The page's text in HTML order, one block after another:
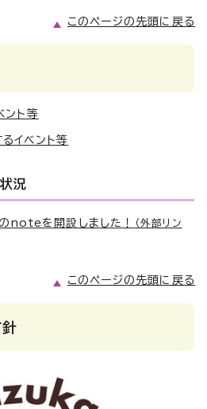
このページの先頭に戻る
ント等
イベント等
況
noteを開設しました！
（外部リン
このページの先頭に戻る
針